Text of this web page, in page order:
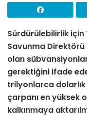
Sürdürülebilirlik için
Savunma Direktörü
olan
gerektiğini ifade
trilyonlarca
çarpanı en yüksek
kalkınmaya